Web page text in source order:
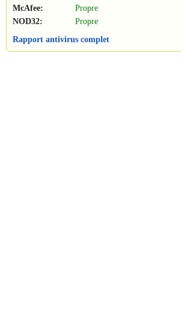
McAfee:
Propre
NOD32:
Propre
Rapport antivirus complet